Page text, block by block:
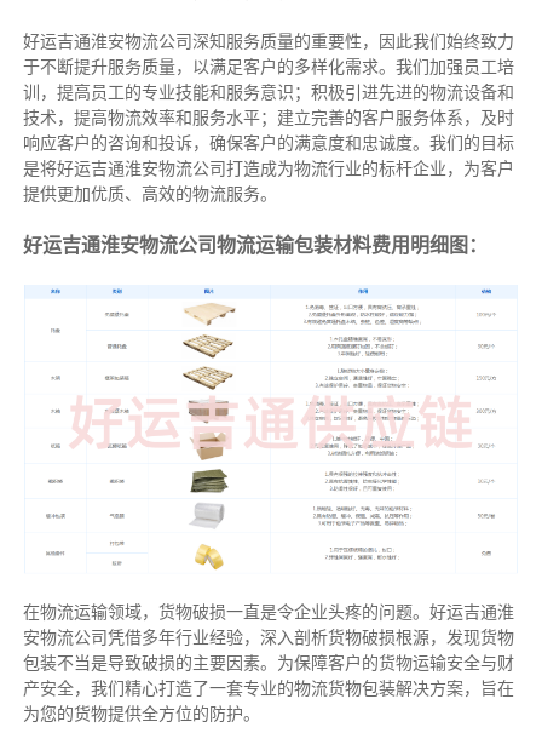
好运吉通淮安物流公司深知服务质量的重要性，因此我们始终致力
于不断提升服务质量，以满足客户的多样化需求。我们加强员工培
训，提高员工的专业技能和服务意识；积极引进先进的物流设备和
技术，提高物流效率和服务水平；建立完善的客户服务体系，及时
响应客户的咨询和投诉，确保客户的满意度和忠诚度。我们的目标
是将好运吉通淮安物流公司打造成为物流行业的标杆企业，为客户
提供更加优质、高效的物流服务。
好运吉通淮安物流公司物流运输包装材料费用明细图：
在物流运输领域，货物破损一直是令企业头疼的问题。好运吉通淮
安物流公司凭借多年行业经验，深入剖析货物破损根源，发现货物
包装不当是导致破损的主要因素。为保障客户的货物运输安全与财
产安全，我们精心打造了一套专业的物流货物包装解决方案，旨在
为您的货物提供全方位的防护。